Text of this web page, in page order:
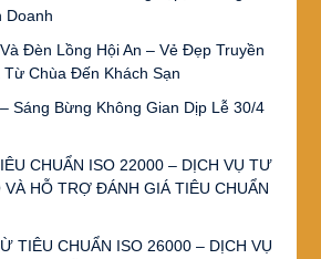
Doanh
Đèn Lồng Hội An – Vẻ Đẹp Truyền
Chùa Đến Khách Sạn
Sáng Bừng Không Gian Dịp Lễ 30/4
CHUẨN ISO 22000 – DỊCH VỤ TƯ
HỖ TRỢ ĐÁNH GIÁ TIÊU CHUẨN
TIÊU CHUẨN ISO 26000 – DỊCH VỤ